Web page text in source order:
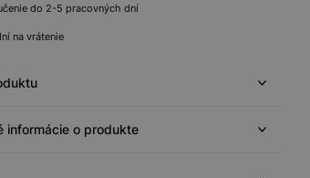
do 2-5 pracovných dní
na vrátenie
informácie o produkte